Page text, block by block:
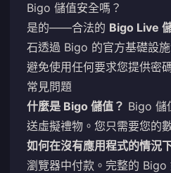
Bigo 儲值安全嗎？
是的——合法的 Bigo Live
石透過 Bigo 的官方基礎設
避免使用任何要求您提供密
常見問題
什麼是 Bigo 儲值？ Bigo 儲
送虛擬禮物。您只需要您的
如何在沒有應用程式的情況
瀏覽器中付款。完整的